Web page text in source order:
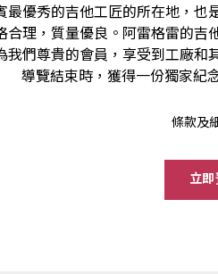
最優秀的吉他工匠的所在地，
合理，質量優良。阿雷格雷的
們尊貴的會員，享受到工廠
導覽結束時，獲得一份獨家紀
條款及
立